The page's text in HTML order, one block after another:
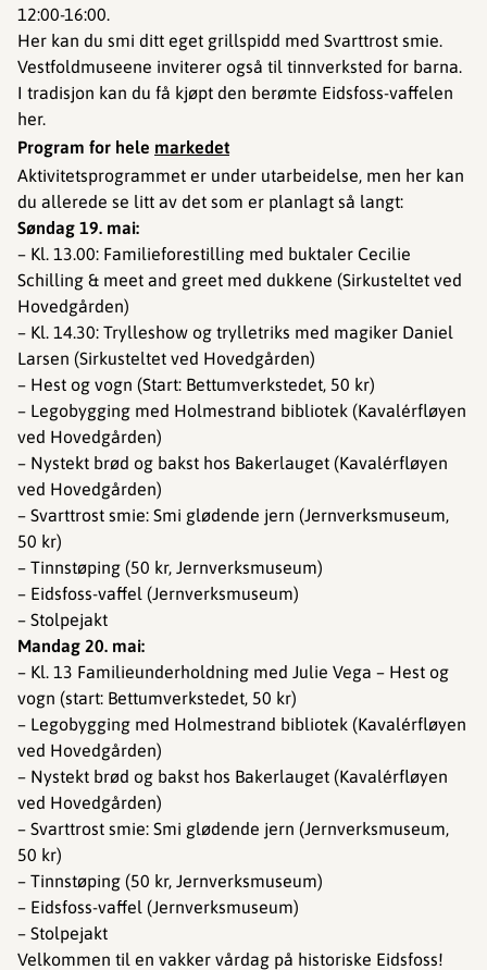
12:00-16:00.​
Her kan du smi ditt eget grillspidd med Svarttrost smie.
Vestfoldmuseene inviterer også til tinnverksted for barna.
I tradisjon kan du få kjøpt den berømte Eidsfoss-vaffelen
her.
Program for hele markedet
Aktivitetsprogrammet er under utarbeidelse, men her kan
du allerede se litt av det som er planlagt så langt:
Søndag 19. mai:
– Kl. 13.00: Familieforestilling med buktaler Cecilie
Schilling & meet and greet med dukkene (Sirkusteltet ved
Hovedgården)
– Kl. 14.30: Trylleshow og trylletriks med magiker Daniel
Larsen (Sirkusteltet ved Hovedgården)
– Hest og vogn (Start: Bettumverkstedet, 50 kr)
– Legobygging med Holmestrand bibliotek (Kavalérfløyen
ved Hovedgården)
– Nystekt brød og bakst hos Bakerlauget (Kavalérfløyen
ved Hovedgården)
– Svarttrost smie: Smi glødende jern (Jernverksmuseum,
50 kr)
– Tinnstøping (50 kr, Jernverksmuseum)
– Eidsfoss-vaffel (Jernverksmuseum)
– Stolpejakt
Mandag 20. mai:
– Kl. 13 Familieunderholdning med Julie Vega​ – Hest og
vogn (start: Bettumverkstedet, 50 kr)
– Legobygging med Holmestrand bibliotek (Kavalérfløyen
ved Hovedgården)
– Nystekt brød og bakst hos Bakerlauget (Kavalérfløyen
ved Hovedgården)
– Svarttrost smie: Smi glødende jern (Jernverksmuseum,
50 kr)
– Tinnstøping (50 kr, Jernverksmuseum)
– Eidsfoss-vaffel (Jernverksmuseum)
– Stolpejakt
Velkommen til en vakker vårdag på historiske Eidsfoss!